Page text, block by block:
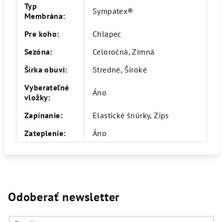
Typ
Membrána: Sympatex®
Pre koho:
Chlapec
Sezóna:
Celoročná, Zimná
Šírka obuvi:
Stredné, Široké
Vyberateľné
vložky: Áno
Zapínanie:
Elastické šnúrky, Zips
Zateplenie: Áno
Odoberať newsletter